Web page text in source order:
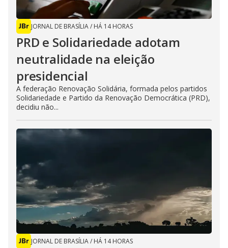
JORNAL DE BRASÍLIA/ HÁ 14 HORAS
PRD e Solidariedade adotam
neutralidade na eleição
presidencial
A federação Renovação Solidária, formada pelos partidos
Solidariedade e Partido da Renovação Democrática (PRD),
decidiu não...
JORNAL DE BRASÍLIA/ HÁ 14 HORAS